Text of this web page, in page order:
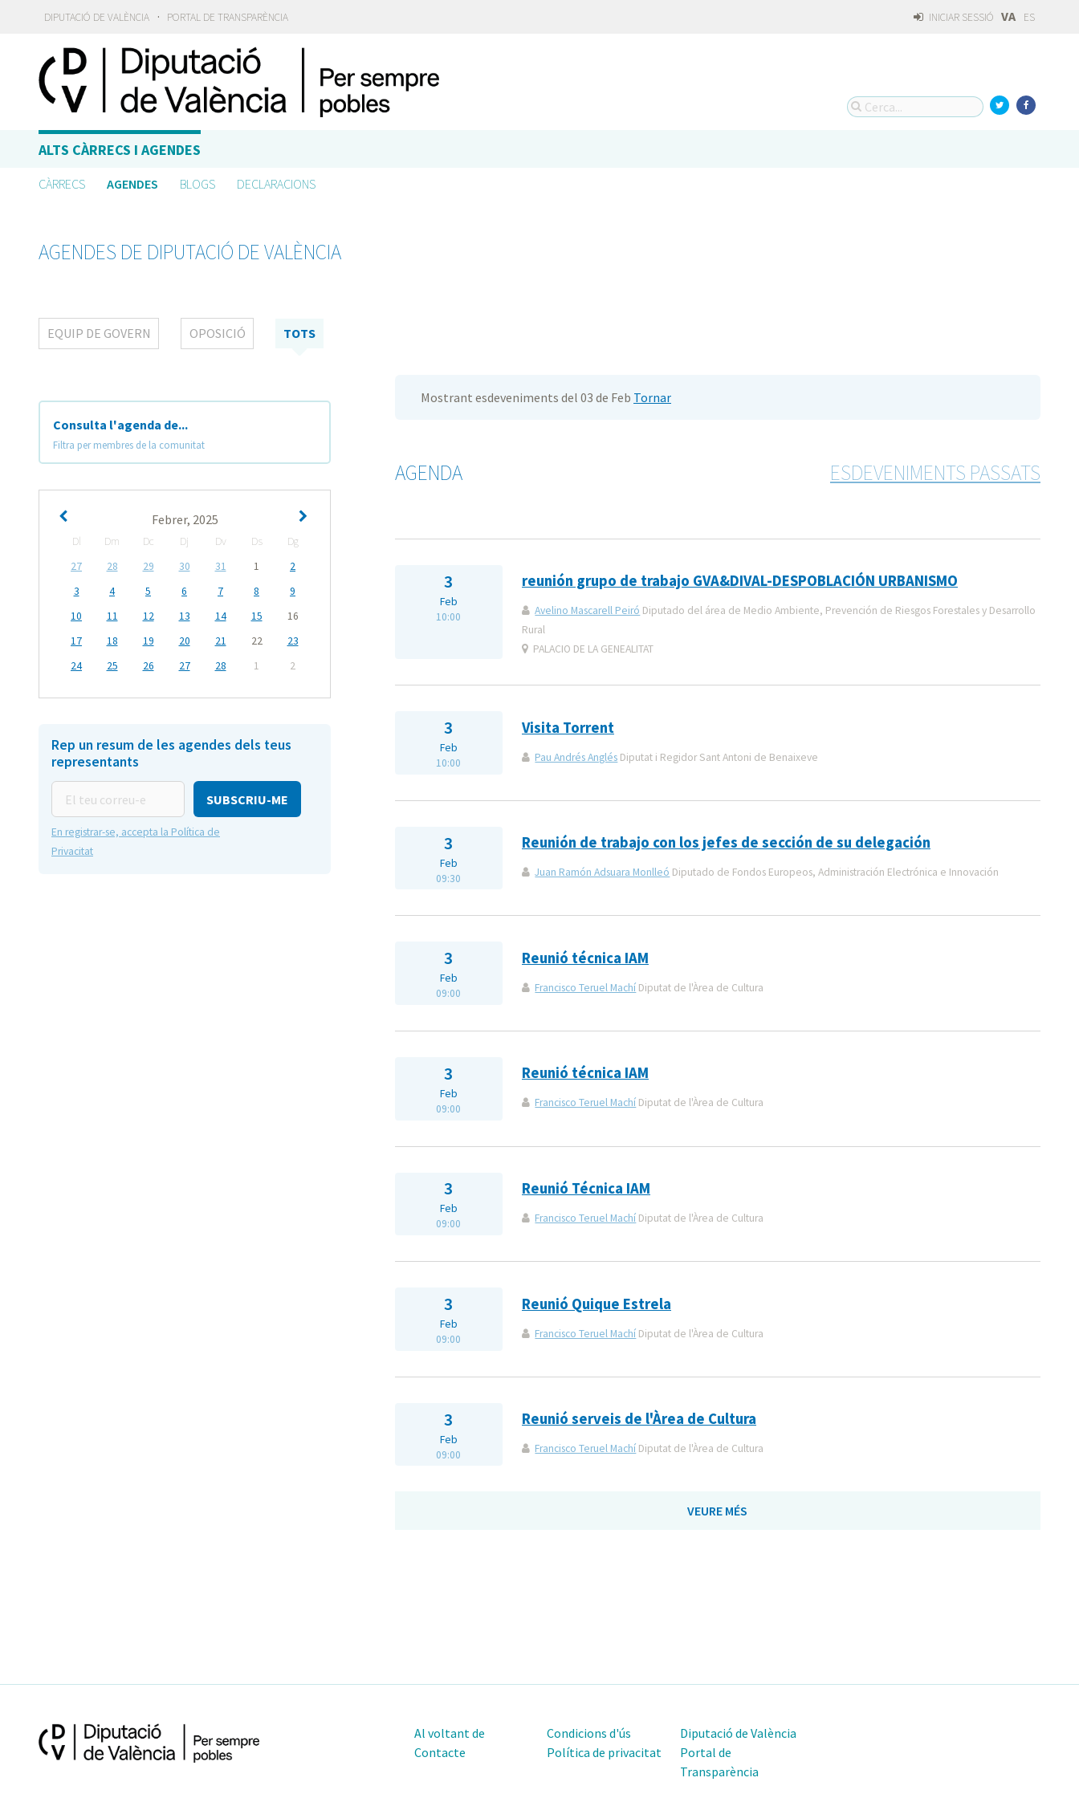
DIPUTACIÓ DE VALÈNCIA · PORTAL DE TRANSPARÈNCIA INICIAR SESSIÓ VA ES
ALTS CÀRRECS I AGENDES
CÀRRECS AGENDES BLOGS DECLARACIONS
AGENDES DE DIPUTACIÓ DE VALÈNCIA
EQUIP DE GOVERN OPOSICIÓ TOTS
Consulta l'agenda de...
Filtra per membres de la comunitat
Febrer, 2025
Dl Dm Dc Dj Dv Ds
Dg
27
28 29 30 31 1
2
3
4 5 6 7 8
9
10
11 12 13 14 15
16
17
18 19 20 21 22
23
24
25 26 27 28 1 2
Rep un resum de les agendes dels teus
representants
teu
correu-
e
En registrar-se, accepta la Política de
Privacitat
Mostrant esdeveniments del 03 de Feb Tornar
AGENDA ESDEVENIMENTS PASSATS
3
Feb
10:00
reunión grupo de trabajo GVA&DIVAL-DESPOBLACIÓN URBANISMO
Avelino Mascarell Peiró Diputado del área de Medio Ambiente, Prevención de Riesgos Forestales y Desarrollo
Rural
PALACIO DE LA GENEALITAT
3
Feb
10:00
Visita Torrent
Pau Andrés Anglés Diputat i Regidor Sant Antoni de Benaixeve
3
Feb
09:30
Reunión de trabajo con los jefes de sección de su delegación
Juan Ramón Adsuara Monlleó Diputado de Fondos Europeos, Administración Electrónica e Innovación
3
Feb
09:00
Reunió técnica IAM
Francisco Teruel Machí Diputat de l'Àrea de Cultura
3
Feb
09:00
Reunió técnica IAM
Francisco Teruel Machí Diputat de l'Àrea de Cultura
3
Feb
09:00
Reunió Técnica IAM
Francisco Teruel Machí Diputat de l'Àrea de Cultura
3
Feb
09:00
Reunió Quique Estrela
Francisco Teruel Machí Diputat de l'Àrea de Cultura
3
Feb
09:00
Reunió serveis de l'Àrea de Cultura
Francisco Teruel Machí Diputat de l'Àrea de Cultura
VEURE MÉS
Al voltant de
Contacte
Condicions d'ús
Política de privacitat
Diputació de València
Portal de
Transparència